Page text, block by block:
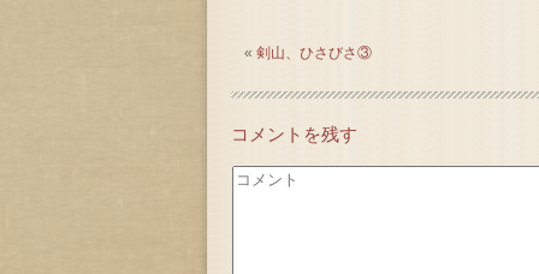
«剣山、ひさびさ③
コメントを残す